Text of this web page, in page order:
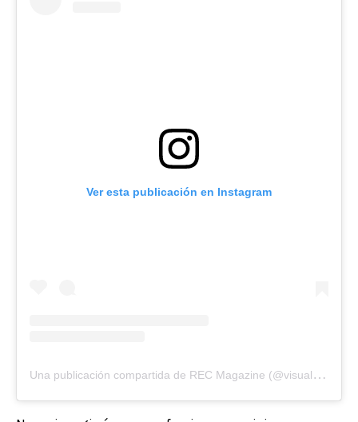
Ver esta publicación en Instagram
U
na publicación compartida de REC Magazine (@visualectores)